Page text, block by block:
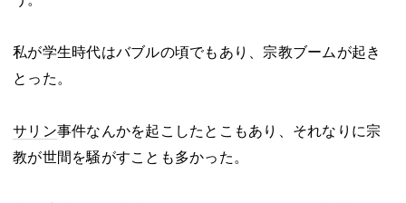
私が学生時代はバブルの頃でもあり、宗教ブームが起き
とった。
サリン事件なんかを起こしたとこもあり、それなりに宗
教が世間を騒がすことも多かった。